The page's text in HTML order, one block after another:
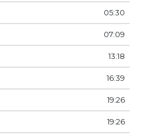
05:30
07:09
13:18
16:39
19:26
19:26